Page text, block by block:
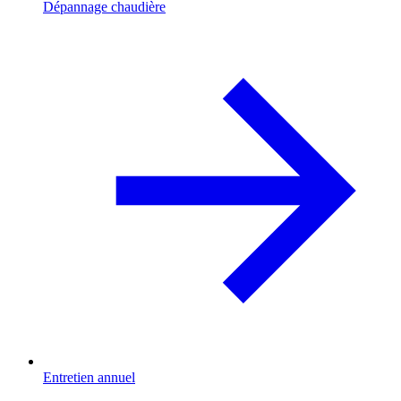
Dépannage chaudière
Entretien annuel